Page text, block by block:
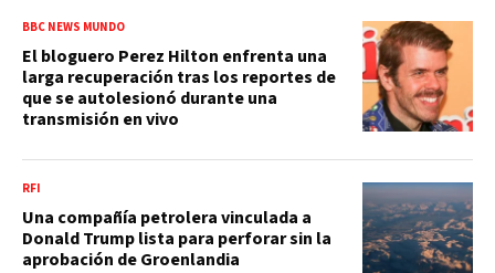
BBC NEWS MUNDO
El bloguero Perez Hilton enfrenta una
larga recuperación tras los reportes de
que se autolesionó durante una
transmisión en vivo
RFI
Una compañía petrolera vinculada a
Donald Trump lista para perforar sin la
aprobación de Groenlandia